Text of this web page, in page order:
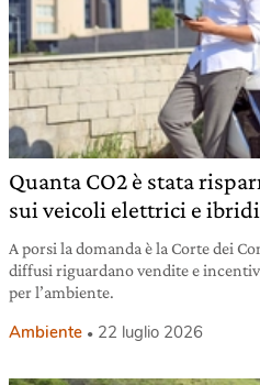
Quanta CO2 è stata
sui veicoli elettrici e
A porsi la domanda è la Corte dei
diffusi riguardano vendite e
per l’ambiente.
Ambiente 22 luglio 2026